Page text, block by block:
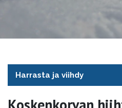
Harrasta ja viihdy